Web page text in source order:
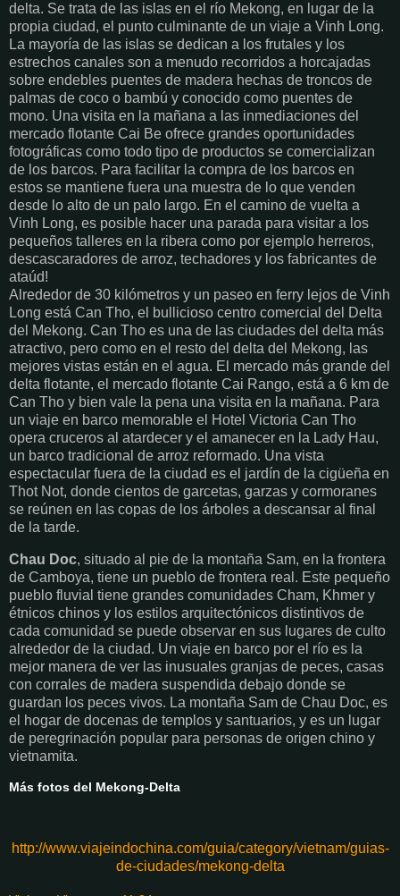
delta. Se trata de las islas en el río Mekong, en lugar de la
propia ciudad, el punto culminante de un viaje a Vinh Long.
La mayoría de las islas se dedican a los frutales y los
estrechos canales son a menudo recorridos a horcajadas
sobre endebles puentes de madera hechas de troncos de
palmas de coco o bambú y conocido como puentes de
mono. Una visita en la mañana a las inmediaciones del
mercado flotante Cai Be ofrece grandes oportunidades
fotográficas como todo tipo de productos se comercializan
de los barcos. Para facilitar la compra de los barcos en
estos se mantiene fuera una muestra de lo que venden
desde lo alto de un palo largo. En el camino de vuelta a
Vinh Long, es posible hacer una parada para visitar a los
pequeños talleres en la ribera como por ejemplo herreros,
descascaradores de arroz, techadores y los fabricantes de
ataúd!
Alrededor de 30 kilómetros y un paseo en ferry lejos de Vinh
Long está Can Tho, el bullicioso centro comercial del Delta
del Mekong. Can Tho es una de las ciudades del delta más
atractivo, pero como en el resto del delta del Mekong, las
mejores vistas están en el agua. El mercado más grande del
delta flotante, el mercado flotante Cai Rango, está a 6 km de
Can Tho y bien vale la pena una visita en la mañana. Para
un viaje en barco memorable el Hotel Victoria Can Tho
opera cruceros al atardecer y el amanecer en la Lady Hau,
un barco tradicional de arroz reformado. Una vista
espectacular fuera de la ciudad es el jardín de la cigüeña en
Thot Not, donde cientos de garcetas, garzas y cormoranes
se reúnen en las copas de los árboles a descansar al final
de la tarde.
Chau Doc, situado al pie de la montaña Sam, en la frontera
de Camboya, tiene un pueblo de frontera real. Este pequeño
pueblo fluvial tiene grandes comunidades Cham, Khmer y
étnicos chinos y los estilos arquitectónicos distintivos de
cada comunidad se puede observar en sus lugares de culto
alrededor de la ciudad. Un viaje en barco por el río es la
mejor manera de ver las inusuales granjas de peces, casas
con corrales de madera suspendida debajo donde se
guardan los peces vivos. La montaña Sam de Chau Doc, es
el hogar de docenas de templos y santuarios, y es un lugar
de peregrinación popular para personas de origen chino y
vietnamita.
Más fotos del Mekong-Delta
http://www.viajeindochina.com/guia/category/vietnam/guias-
de-ciudades/mekong-delta